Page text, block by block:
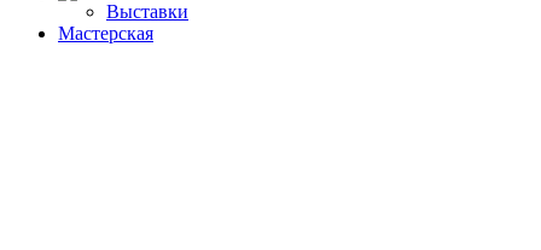
Выставки
Мастерская